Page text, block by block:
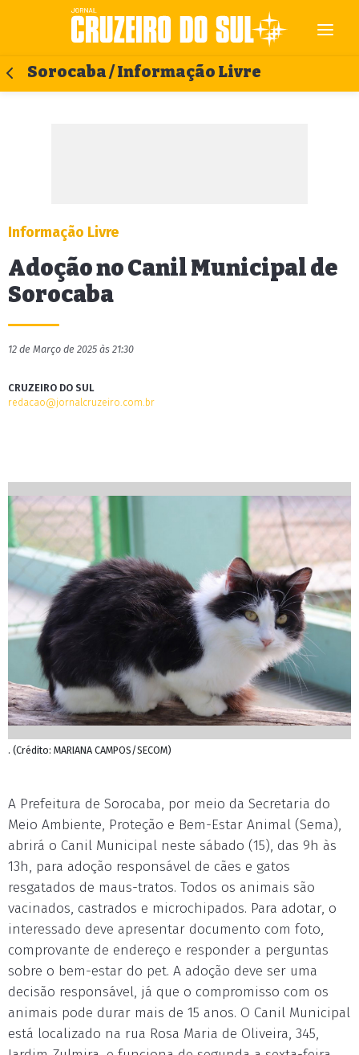
Sorocaba / Informação Livre
Informação Livre
Adoção no Canil Municipal de
Sorocaba
12 de Março de 2025 às 21:30
CRUZEIRO DO SUL
redacao@jornalcruzeiro.com.br
. (Crédito: MARIANA CAMPOS/SECOM)
A Prefeitura de Sorocaba, por meio da Secretaria do
Meio Ambiente, Proteção e Bem-Estar Animal (Sema),
abrirá o Canil Municipal neste sábado (15), das 9h às
13h, para adoção responsável de cães e gatos
resgatados de maus-tratos. Todos os animais são
vacinados, castrados e microchipados. Para adotar, o
interessado deve apresentar documento com foto,
comprovante de endereço e responder a perguntas
sobre o bem-estar do pet. A adoção deve ser uma
decisão responsável, já que o compromisso com os
animais pode durar mais de 15 anos. O Canil Municipal
está localizado na rua Rosa Maria de Oliveira, 345,